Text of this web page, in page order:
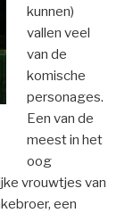
kunnen)
vallen veel
van de
komische
personages.
Een van de
meest in het
oog
vrouwtjes van
een